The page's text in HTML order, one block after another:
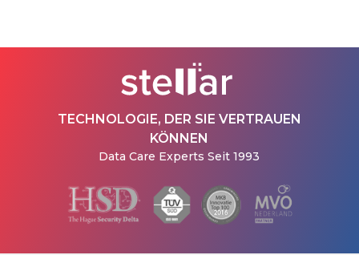
TECHNOLOGIE, DER SIE VERTRAUEN
KÖNNEN
Data Care Experts Seit 1993